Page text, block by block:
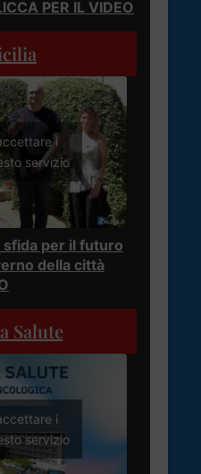
PER IL VIDEO
i
servizio
sfida per il futuro
della città
Salute
i
servizio